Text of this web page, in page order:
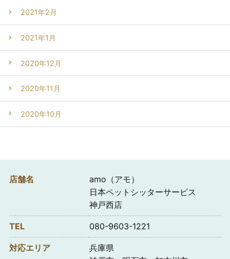
2021年2月
2021年1月
2020年12月
2020年11月
2020年10月
店舗名
amo（アモ）
日本ペットシッターサービス
神戸西店
TEL 080-9603-1221
対応エリア
兵庫県